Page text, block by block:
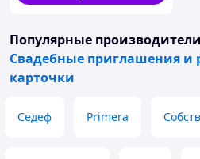
Популярные производители
Свадебные приглашения и
карточки
Седеф Primera